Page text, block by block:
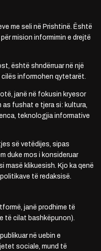
me seli në Prishtinë. Është
mision informimin e drejtë
është shndërruar në një
cilës informohen qytetarët.
janë në fokusin kryesor
as fushat e tjera si: kultura,
teknologjia informative
së vetëdijes, sipas
duke mos i konsideruar
masë klikuesish. Kjo ka qenë
të redaksisë.
janë prodhime të
të cilat bashkëpunon).
në uebin e
sociale, mund të